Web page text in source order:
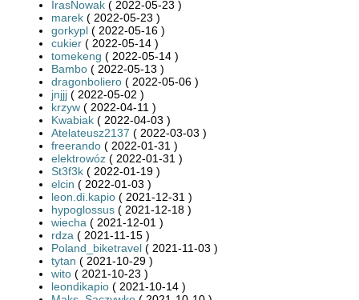
IrasNowak ( 2022-05-23 )
marek ( 2022-05-23 )
gorkypl ( 2022-05-16 )
cukier ( 2022-05-14 )
tomekeng ( 2022-05-14 )
Bambo ( 2022-05-13 )
dragonboliero ( 2022-05-06 )
jnjjj ( 2022-05-02 )
krzyw ( 2022-04-11 )
Kwabiak ( 2022-04-03 )
Atelateusz2137 ( 2022-03-03 )
freerando ( 2022-01-31 )
elektrowóz ( 2022-01-31 )
St3f3k ( 2022-01-19 )
elcin ( 2022-01-03 )
leon.di.kapio ( 2021-12-31 )
hypoglossus ( 2021-12-18 )
wiecha ( 2021-12-01 )
rdza ( 2021-11-15 )
Poland_biketravel ( 2021-11-03 )
tytan ( 2021-10-29 )
wito ( 2021-10-23 )
leondikapio ( 2021-10-14 )